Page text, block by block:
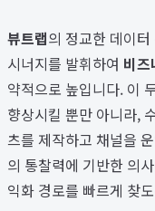
뷰트랩의 정교한 데이
시너지를 발휘하여 비
약적으로 높입니다. 이
향상시킬 뿐만 아니라,
츠를 제작하고 채널을
의 통찰력에 기반한 의
익화 경로를 빠르게 찾